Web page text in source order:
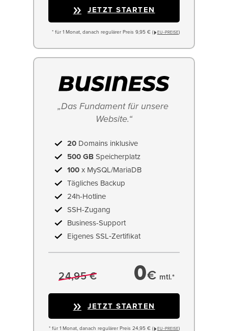
JETZT STARTEN
* für 1 Monat, danach regulärer Preis 9,95 € ( EU−PREISE)
„Das Fundament für unsere
Website.“
20 Domains inklusive
500 GB Speicherplatz
100 x MySQL/MariaDB
Tägliches Backup
24h-Hotline
SSH-Zugang
Business-Support
Eigenes SSL‑Zertifikat
24,95 € 0€ mtl.*
JETZT STARTEN
* für 1 Monat, danach regulärer Preis 24,95 € ( EU−PREISE)